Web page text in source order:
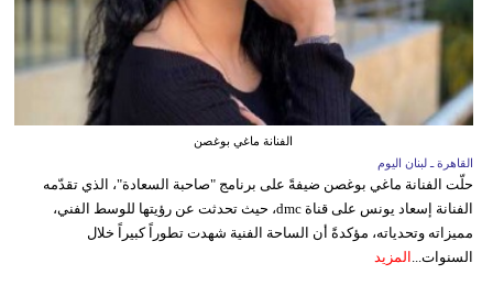
الفنانة ماغي بوغصن
القاهرة ـ لبنان اليوم
حلّت الفنانة ماغي بوغصن ضيفةً على برنامج "صاحبة السعادة"، الذي تقدّمه
الفنانة إسعاد يونس على قناة dmc، حيث تحدثت عن رؤيتها للوسط الفني،
مميزاته وتحدياته، مؤكدةً أن الساحة الفنية شهدت تطوراً كبيراً خلال
السنوات... المزيد